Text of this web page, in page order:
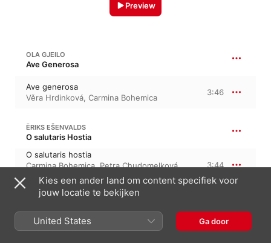
Preview
OLA GJEILO
Ave Generosa
Ave generosa
Věra Hrdinková, Carmina Bohemica
3:46
ĒRIKS EŠENVALDS
O salutaris Hostia
O salutaris hostia
Carmina Bohemica,Petra Chudomelková,
Kateřina Novotná
, Věra Hrdinková
3:44
KIM ANDRÉ ARNESEN
Even when He is silent
Even when he is silent
Kies een ander land om content specifiek voor
jouw locatie te bekijken
United States Ga door